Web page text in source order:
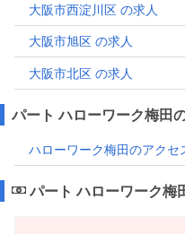
大阪市西淀川区 の求人
大阪市旭区 の求人
大阪市北区 の求人
パート ハローワーク梅田
ハローワーク梅田のアクセ
パート ハローワーク梅